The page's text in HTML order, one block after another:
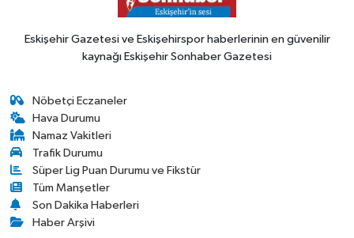
Eskişehir Gazetesi ve Eskişehirspor haberlerinin en güvenilir
kaynağı Eskişehir Sonhaber Gazetesi
Nöbetçi Eczaneler
Hava Durumu
Namaz Vakitleri
Trafik Durumu
Süper Lig Puan Durumu ve Fikstür
Tüm Manşetler
Son Dakika Haberleri
Haber Arşivi